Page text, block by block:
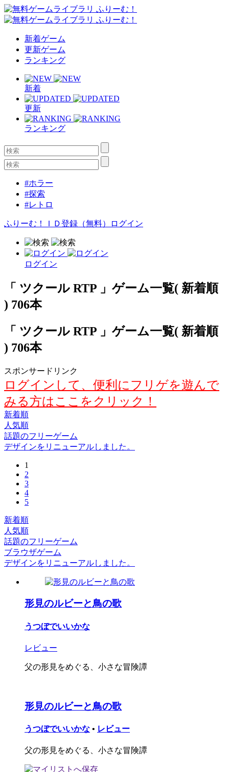
新着ゲーム
更新ゲーム
ランキング
新着
更新
ランキング
#ホラー
#探索
#レトロ
ふりーむ！ＩＤ登録（無料） ログイン
ログイン
「 ツクール RTP 」ゲーム一覧( 新着順
) 706本
「 ツクール RTP 」ゲーム一覧( 新着順
) 706本
スポンサードリンク
ログインして、便利にフリゲを遊んで
みる方はここをクリック！
新着順
人気順
話題のフリーゲーム
デザインをリニューアルしました。
1
2
3
4
5
新着順
人気順
話題のフリーゲーム
ブラウザゲーム
デザインをリニューアルしました。
形見のルビーと鳥の歌
うつぼでいいかな
レビュー
父の形見をめぐる、小さな冒険譚
形見のルビーと鳥の歌
うつぼでいいかな • レビュー
父の形見をめぐる、小さな冒険譚